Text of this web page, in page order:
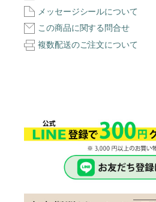
メッセージシールについて
この商品に関する問合せ
複数配送のご注文について